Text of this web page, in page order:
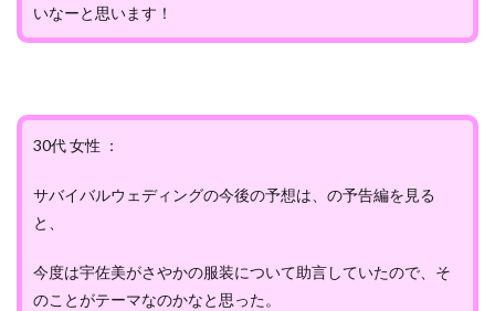
いなーと思います！
30代 女性 ：
サバイバルウェディングの今後の予想は、の予告編を見る
と、
今度は宇佐美がさやかの服装について助言していたので、そ
のことがテーマなのかなと思った。